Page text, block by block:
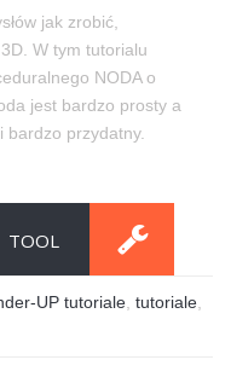
jak zrobić,
W tym tutorialu
NODA o
jest bardzo prosty a
bardzo przydatny.
TOOL
UP tutoriale tutoriale